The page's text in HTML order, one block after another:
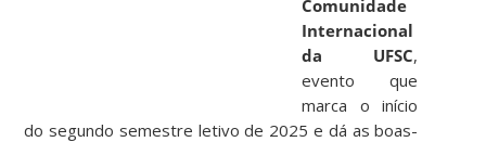
Comunidade
Internacional
da UFSC,
evento que
marca o início
do segundo semestre letivo de 2025 e dá as boas-